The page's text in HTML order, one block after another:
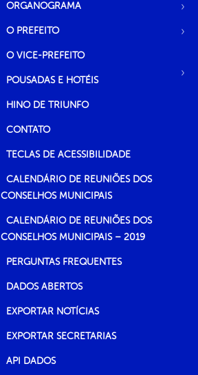
ORGANOGRAMA
O PREFEITO
O VICE-PREFEITO
POUSADAS E HOTÉIS
HINO DE TRIUNFO
CONTATO
TECLAS DE ACESSIBILIDADE
CALENDÁRIO DE REUNIÕES DOS
CONSELHOS MUNICIPAIS
CALENDÁRIO DE REUNIÕES DOS
CONSELHOS MUNICIPAIS – 2019
PERGUNTAS FREQUENTES
DADOS ABERTOS
EXPORTAR NOTÍCIAS
EXPORTAR SECRETARIAS
API DADOS